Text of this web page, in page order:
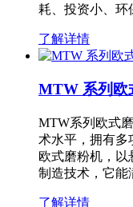
耗、投资小、
了解详情
MTW 系列欧
MTW系列欧式
术水平，拥有
欧式磨粉机，以
制造技术，它
了解详情